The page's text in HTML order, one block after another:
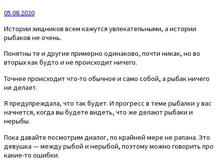
05.08.2020
Истории хищников всем кажутся увлекательными, а истории
рыбаков не очень.
Понятны те и другие примерно одинаково, почти никак, но во
вторых как будто и не происходит ничего.
Точнее происходит что-то обычное и само собой, а рыбак ничего
не делает.
Я предупреждала, что так будет. И прогресс в теме рыбалки у вас
начнется, когда вы будете видеть, что же делают рыбаки и
нерыбы.
Пока давайте посмотрим диалог, по крайней мере не рапана. Это
девушка — между рыбой и нерыбой, поэтому можно говорить про
какие-то ошибки.